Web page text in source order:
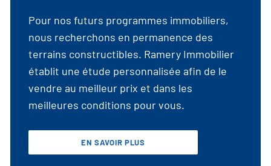
Pour nos futurs programmes immobiliers,
nous recherchons en permanence des
terrains constructibles. Ramery Immobilier
établit une étude personnalisée afin de le
vendre au meilleur prix et dans les
meilleures conditions pour vous.
EN SAVOIR PLUS